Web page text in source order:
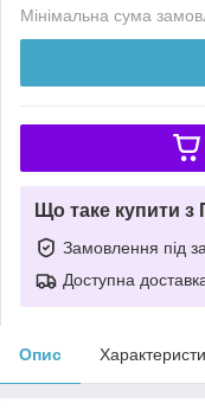
Мінімальна сума
Що таке купити з
Замовлення під
Доступна
Опис